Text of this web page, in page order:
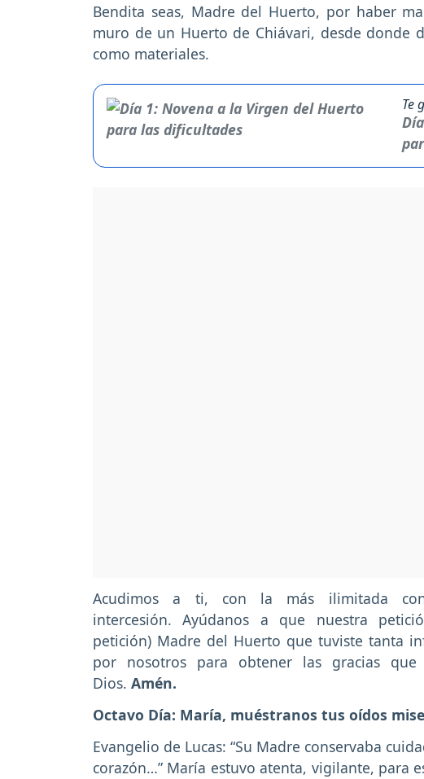
Bendita seas, Madre del Huerto, por haber
muro de un Huerto de Chiávari, desde donde
como materiales.
Te
Acudimos a ti, con la más ilimitada
intercesión. Ayúdanos a que nuestra
petición) Madre del Huerto que tuviste tanta
por nosotros para obtener las gracias
Dios. Amén.
Octavo Día: María, muéstranos tus oídos
Evangelio de Lucas: “Su Madre conservaba
corazón…” María estuvo atenta, vigilante, para